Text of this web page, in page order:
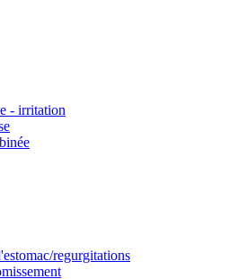
- irritation
regurgitations